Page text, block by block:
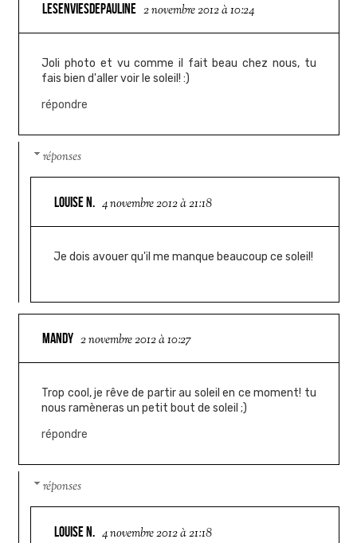
LESENVIESDEPAULINE 2 novembre 2012 à 10:24
Joli photo et vu comme il fait beau chez nous, tu
fais bien d'aller voir le soleil! :)
répondre
réponses
LOUISE N. 4 novembre 2012 à 21:18
Je dois avouer qu'il me manque beaucoup ce soleil!
MANDY 2 novembre 2012 à 10:27
Trop cool, je rêve de partir au soleil en ce moment! tu
nous ramèneras un petit bout de soleil ;)
répondre
réponses
LOUISE N. 4 novembre 2012 à 21:18